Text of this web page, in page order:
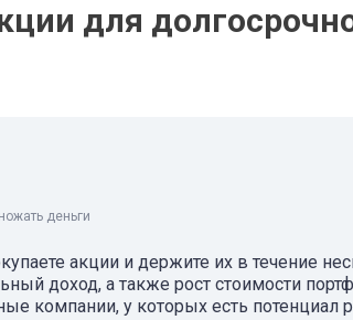
для
деньги
акции и держите их в течение
доход, а также рост стоимости
компании, у которых есть потенциал